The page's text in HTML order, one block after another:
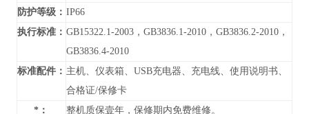
防护等级： IP66
执行标准： GB15322.1-2003，GB3836.1-2010，GB3836.2-2010，
GB3836.4-2010
标准配件： 主机、仪表箱、USB充电器、充电线、使用说明书、
合格证/保修卡
*：
整机质保壹年，保修期内免费维修。